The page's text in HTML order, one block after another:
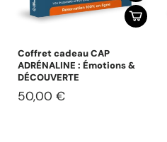
Coffret cadeau CAP
ADRÉNALINE : Émotions &
DÉCOUVERTE
50,00 €